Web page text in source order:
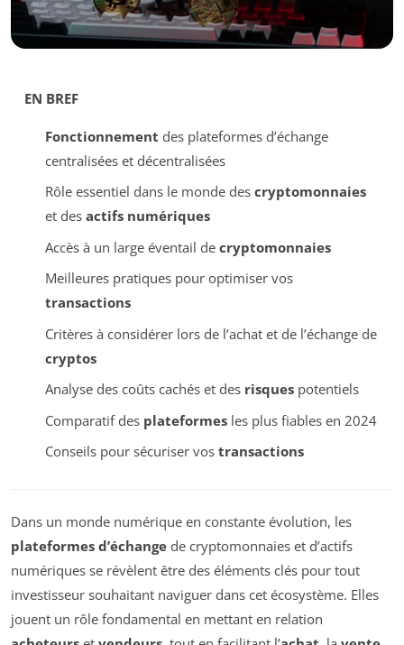
EN BREF
Fonctionnement des plateformes d’échange
centralisées et décentralisées
Rôle essentiel dans le monde des cryptomonnaies
et des actifs numériques
Accès à un large éventail de cryptomonnaies
Meilleures pratiques pour optimiser vos
transactions
Critères à considérer lors de l’achat et de l’échange de
cryptos
Analyse des coûts cachés et des risquespotentiels
Comparatif des plateformesles plus fiables en 2024
Conseils pour sécuriser vos transactions
Dans un monde numérique en constante évolution, les
plateformes d’échange de cryptomonnaies et d’actifs
numériques se révèlent être des éléments clés pour tout
investisseur souhaitant naviguer dans cet écosystème. Elles
jouent un rôle fondamental en mettant en relation